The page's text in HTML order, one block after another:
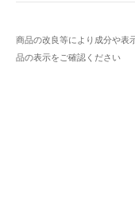
商品の改良等により成分や表
品の表示をご確認ください